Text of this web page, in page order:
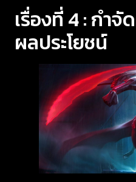
เรื่องที่ 4 : กำ
ผลประโยชน์